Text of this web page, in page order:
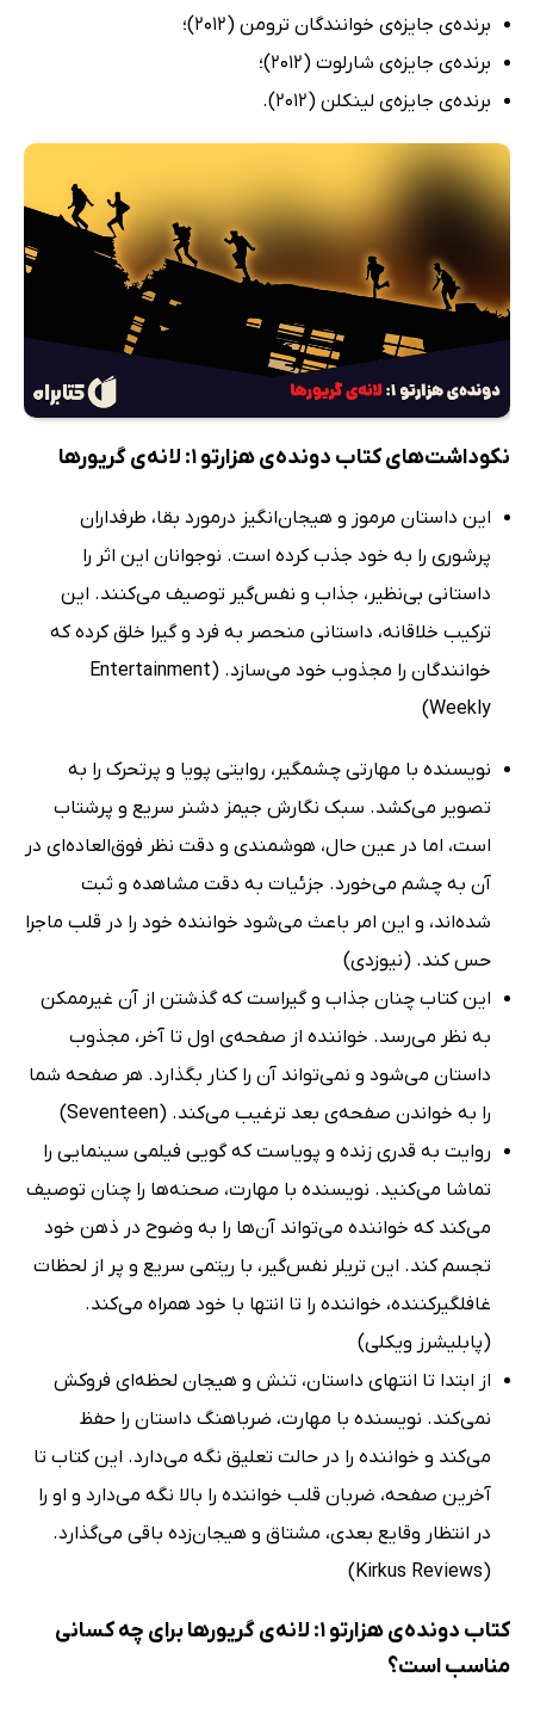
برنده‌ی جایزه‌ی خوانندگان ترومن (2012)؛
برنده‌ی جایزه‌ی شارلوت (2012)؛
برنده‌ی جایزه‌ی لینکلن (2012).
نکوداشت‌های کتاب دونده‌ی هزارتو 1: لانه‌ی گریورها
این داستان مرموز و هیجان‌انگیز درمورد بقا، طرفداران
پرشوری را به خود جذب کرده است. نوجوانان این اثر را
داستانی بی‌نظیر، جذاب و نفس‌گیر توصیف می‌کنند. این
ترکیب خلاقانه، داستانی منحصر به فرد و گیرا خلق کرده که
خوانندگان را مجذوب خود می‌سازد. (Entertainment
Weekly)
نویسنده با مهارتی چشمگیر، روایتی پویا و پرتحرک را به
تصویر می‌کشد. سبک نگارش جیمز دشنر سریع و پرشتاب
است، اما در عین حال، هوشمندی و دقت نظر فوق‌العاده‌ای در
آن به چشم می‌خورد. جزئیات به دقت مشاهده و ثبت
شده‌اند، و این امر باعث می‌شود خواننده خود را در قلب ماجرا
حس کند. (نیوزدی)
این کتاب چنان جذاب و گیراست که گذشتن از آن غیرممکن
به نظر می‌رسد. خواننده از صفحه‌ی اول تا آخر، مجذوب
داستان می‌شود و نمی‌تواند آن را کنار بگذارد. هر صفحه شما
را به خواندن صفحه‌ی بعد ترغیب می‌کند. (Seventeen)
روایت به قدری زنده و پویاست که گویی فیلمی سینمایی را
تماشا می‌کنید. نویسنده با مهارت، صحنه‌ها را چنان توصیف
می‌کند که خواننده می‌تواند آن‌ها را به وضوح در ذهن خود
تجسم کند. این تریلر نفس‌گیر، با ریتمی سریع و پر از لحظات
غافلگیرکننده، خواننده را تا انتها با خود همراه می‌کند.
(پابلیشرز ویکلی)
از ابتدا تا انتهای داستان، تنش و هیجان لحظه‌ای فروکش
نمی‌کند. نویسنده با مهارت، ضرباهنگ داستان را حفظ
می‌کند و خواننده را در حالت تعلیق نگه می‌دارد. این کتاب تا
آخرین صفحه، ضربان قلب خواننده را بالا نگه می‌دارد و او را
در انتظار وقایع بعدی، مشتاق و هیجان‌زده باقی می‌گذارد.
(Kirkus Reviews)
کتاب دونده‌ی هزارتو 1: لانه‌ی گریورها برای چه کسانی
مناسب است؟